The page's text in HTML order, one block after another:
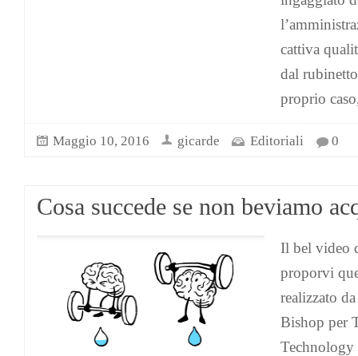
cattiva
dal
proprio
Maggio 10, 2016 gicarde Editoriali 0
Cosa succede se non beviamo
Il bel video
proporvi
realizzato
Bishop per
Technology